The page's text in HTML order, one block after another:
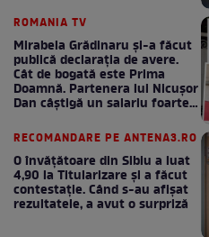
ROMANIA TV
Mirabela Grădinaru și-a făcut
publică declarația de avere.
Cât de bogată este Prima
Doamnă. Partenera lui Nicușor
Dan câștigă un salariu foarte
RECOMANDARE PE ANTENA3.RO
O învățătoare din Sibiu a luat
4,90 la Titularizare și a făcut
contestație. Când s-au afișat
rezultatele, a avut o surpriză